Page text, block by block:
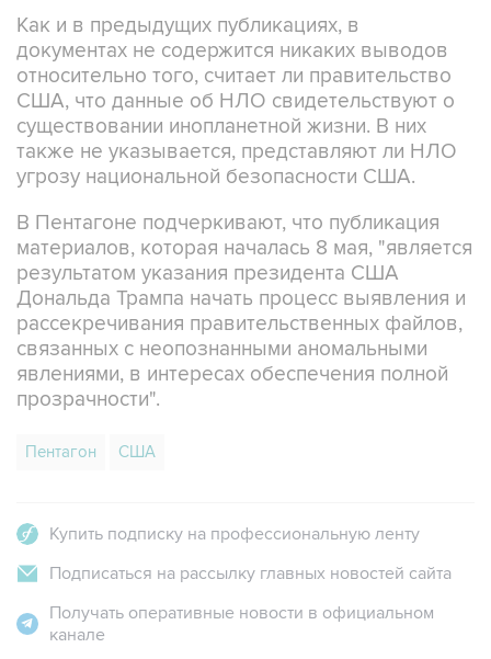
Как и в предыдущих публикациях, в
документах не содержится никаких выводов
относительно того, считает ли правительство
США, что данные об НЛО свидетельствуют о
существовании инопланетной жизни. В них
также не указывается, представляют ли НЛО
угрозу национальной безопасности США.
В Пентагоне подчеркивают, что публикация
материалов, которая началась 8 мая, "является
результатом указания президента США
Дональда Трампа начать процесс выявления и
рассекречивания правительственных файлов,
связанных с неопознанными аномальными
явлениями, в интересах обеспечения полной
прозрачности".
Пентагон США
Купить подписку на профессиональную ленту
Подписаться на рассылку главных новостей сайта
Получать оперативные новости в официальном
канале